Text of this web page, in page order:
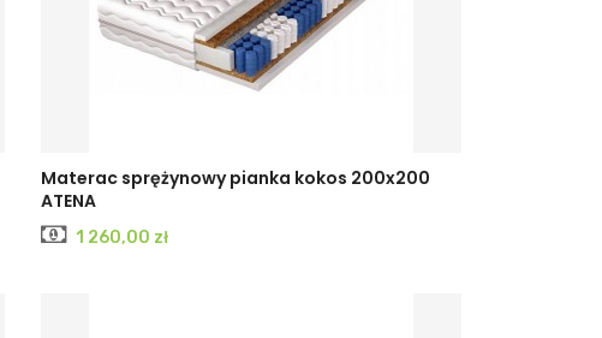
Materac sprężynowy pianka kokos 200x200
ATENA
Cena
1 260,00 zł